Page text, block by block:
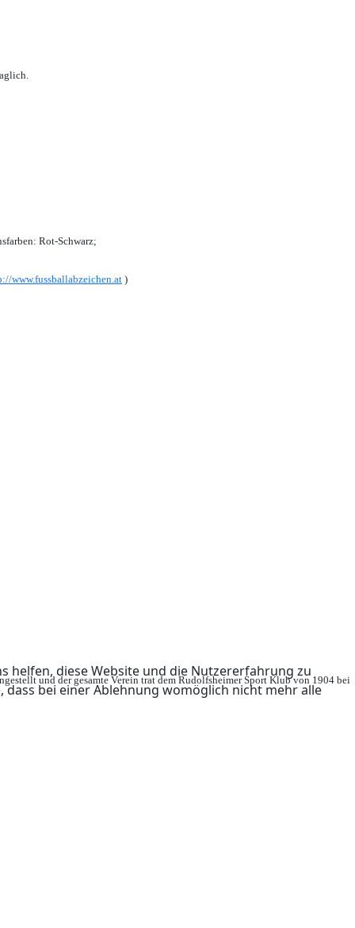
helfen, diese Website und die Nutzererfahrung zu
dass bei einer Ablehnung womöglich nicht mehr alle
Rot-Schwarz;
www.fussballabzeichen.at )
und der gesamte Verein trat dem Rudolfsheimer Sport Klub von 1904 bei